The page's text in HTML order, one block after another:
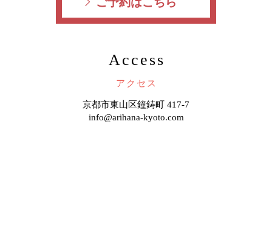
Access
アクセス
京都市東山区鐘鋳町 417-7
info@arihana-kyoto.com